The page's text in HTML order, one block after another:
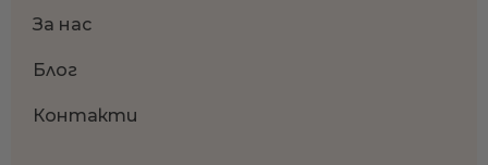
За нас
Блог
Контакти